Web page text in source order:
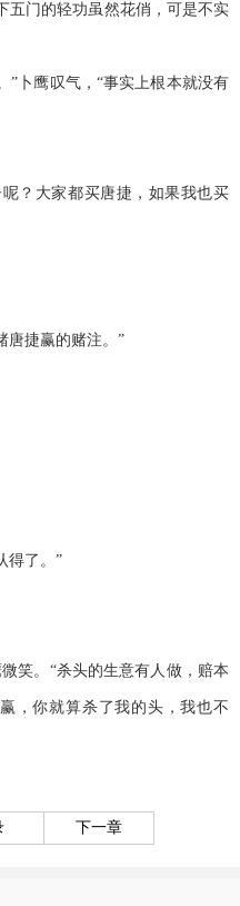
门的轻功虽然花俏，可是不实
卜鹰叹气，“事实上根本就没有
？大家都买唐捷，如果我也买
捷赢的赌注。”
了。”
。“杀头的生意有人做，赔本
，你就算杀了我的头，我也不
下一章